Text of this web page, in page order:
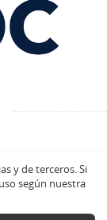
y de terceros. Si
según nuestra